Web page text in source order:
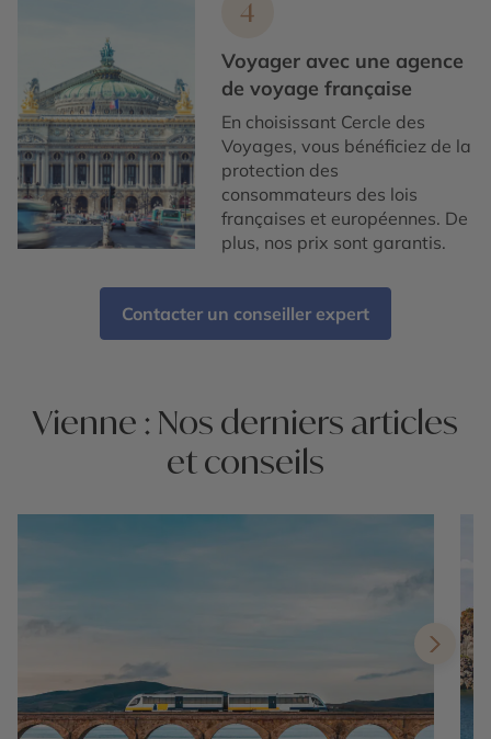
4
Voyager avec une agence
de voyage française
En choisissant Cercle des
Voyages, vous bénéficiez de la
protection des
consommateurs des lois
françaises et européennes. De
plus, nos prix sont garantis.
Contacter un conseiller expert
Vienne : Nos derniers articles
et conseils